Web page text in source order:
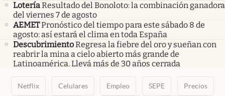
LoteríaResultado del Bonoloto: la combinación ganadora
del viernes 7 de agosto
AEMETPronóstico del tiempo para este sábado 8 de
agosto: así estará el clima en toda España
DescubrimientoRegresa la fiebre del oro y sueñan con
reabrir la mina a cielo abierto más grande de
Latinoamérica. Llevá más de 30 años cerrada
Netflix Celulares Empleo SEPE Precios